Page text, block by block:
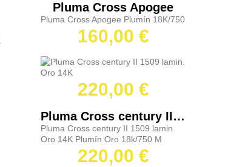
Pluma Cross Apogee
Pluma Cross Apogee Plumín 18K/750
160,00 €
220,00 €
Pluma Cross century II 1509 lamin. Oro 14K
Pluma Cross century II 1509 lamin.
Oro 14K Plumín Oro 18k/750 M
220,00 €